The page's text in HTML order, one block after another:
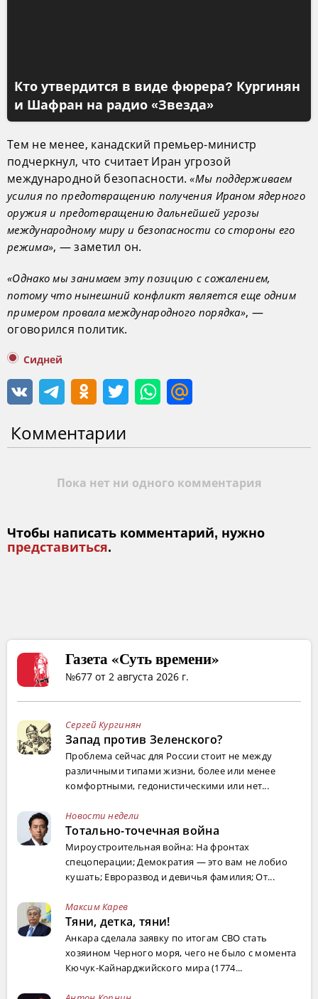
Кто утвердится в виде фюрера? Кургинян
и Шафран на радио «Звезда»
Тем не менее, канадский премьер-министр
подчеркнул, что считает Иран угрозой
международной безопасности.«Мы поддерживаем
усилия по предотвращению получения Ираном ядерного
оружия и предотвращению дальнейшей угрозы
международному миру и безопасности со стороны его
режима», — заметил он.
«Однако мы занимаем эту позицию с сожалением,
потому что нынешний конфликт является еще одним
примером провала международного порядка», —
оговорился политик.
Сидней
Комментарии
Пока нет ни одного комментария
Чтобы написать комментарий, нужно
представиться.
Газета «Суть времени»
№677 от 2 августа 2026 г.
Сергей Кургинян
Запад против Зеленского?
Проблема сейчас для России стоит не между
различными типами жизни, более или менее
комфортными, гедонистическими или нет...
Новости недели
Тотально-точечная война
Мироустроительная война: На фронтах
спецоперации; Демократия — это вам не лобио
кушать; Евроразвод и девичья фамилия; От...
Максим Карев
Тяни, детка, тяни!
Анкара сделала заявку по итогам СВО стать
хозяином Черного моря, чего не было с момента
Кючук-Кайнарджийского мира (1774...